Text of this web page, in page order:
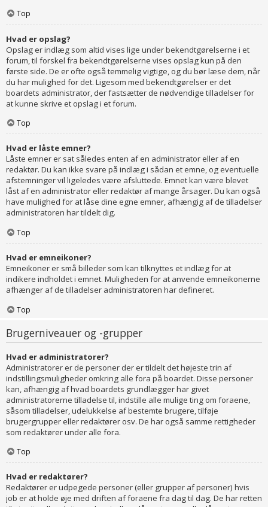
Top
Hvad er opslag?
Opslag er indlæg som altid vises lige under bekendtgørelserne i et
forum, til forskel fra bekendtgørelserne vises opslag kun på den
første side. De er ofte også temmelig vigtige, og du bør læse dem, når
du har mulighed for det. Ligesom med bekendtgørelser er det
boardets administrator, der fastsætter de nødvendige tilladelser for
at kunne skrive et opslag i et forum.
Top
Hvad er låste emner?
Låste emner er sat således enten af en administrator eller af en
redaktør. Du kan ikke svare på indlæg i sådan et emne, og eventuelle
afstemninger vil ligeledes være afsluttede. Emnet kan være blevet
låst af en administrator eller redaktør af mange årsager. Du kan også
have mulighed for at låse dine egne emner, afhængig af de tilladelser
administratoren har tildelt dig.
Top
Hvad er emneikoner?
Emneikoner er små billeder som kan tilknyttes et indlæg for at
indikere indholdet i emnet. Muligheden for at anvende emneikonerne
afhænger af de tilladelser administratoren har defineret.
Top
Brugerniveauer og -grupper
Hvad er administratorer?
Administratorer er de personer der er tildelt det højeste trin af
indstillingsmuligheder omkring alle fora på boardet. Disse personer
kan, afhængig af hvad boardets grundlægger har givet
administratorerne tilladelse til, indstille alle mulige ting om foraene,
såsom tilladelser, udelukkelse af bestemte brugere, tilføje
brugergrupper eller redaktører osv. De har også samme rettigheder
som redaktører under alle fora.
Top
Hvad er redaktører?
Redaktører er udpegede personer (eller grupper af personer) hvis
job er at holde øje med driften af foraene fra dag til dag. De har retten